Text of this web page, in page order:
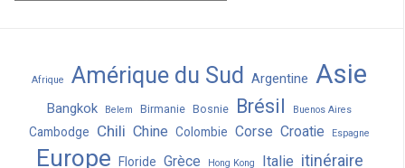
Afrique Amérique du Sud Argentine Asie
Bangkok Belem Birmanie Bosnie Brésil Buenos Aires
Cambodge Chili Chine Colombie Corse Croatie Espagne
Europe Floride Grèce Hong Kong Italie itinéraire